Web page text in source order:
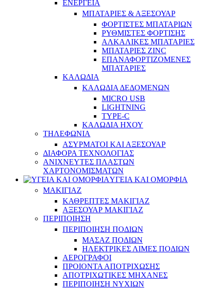
ΕΝΕΡΓΕΙΑ
ΜΠΑΤΑΡΙΕΣ & ΑΞΕΣΟΥΑΡ
ΦΟΡΤΙΣΤΕΣ ΜΠΑΤΑΡΙΩΝ
ΡΥΘΜΙΣΤΕΣ ΦΟΡΤΙΣΗΣ
ΑΛΚΑΛΙΚΕΣ ΜΠΑΤΑΡΙΕΣ
ΜΠΑΤΑΡΙΕΣ ZINC
ΕΠΑΝΑΦΟΡΤΙΖΟΜΕΝΕΣ
ΜΠΑΤΑΡΙΕΣ
ΚΑΛΩΔΙΑ
ΚΑΛΩΔΙΑ ΔΕΔΟΜΕΝΩΝ
MICRO USB
LIGHTNING
TYPE-C
ΚΑΛΩΔΙΑ ΗΧΟΥ
ΤΗΛΕΦΩΝΙΑ
ΑΣΥΡΜΑΤΟΙ ΚΑΙ ΑΞΕΣΟΥΑΡ
ΔΙΑΦΟΡΑ ΤΕΧΝΟΛΟΓΙΑΣ
ΑΝΙΧΝΕΥΤΕΣ ΠΛΑΣΤΩΝ
ΧΑΡΤΟΝΟΜΙΣΜΑΤΩΝ
ΥΓΕΙΑ ΚΑΙ ΟΜΟΡΦΙΑ
ΜΑΚΙΓΙΑΖ
ΚΑΘΡΕΠΤΕΣ ΜΑΚΙΓΙΑΖ
ΑΞΕΣΟΥΑΡ ΜΑΚΙΓΙΑΖ
ΠΕΡΙΠΟΙΗΣΗ
ΠΕΡΙΠΟΙΗΣΗ ΠΟΔΙΩΝ
ΜΑΣΑΖ ΠΟΔΙΩΝ
ΗΛΕΚΤΡΙΚΕΣ ΛΙΜΕΣ ΠΟΔΙΩΝ
ΑΕΡΟΓΡΑΦΟΙ
ΠΡΟΙΟΝΤΑ ΑΠΟΤΡΙΧΩΣΗΣ
ΑΠΟΤΡΙΧΩΤΙΚΕΣ ΜΗΧΑΝΕΣ
ΠΕΡΙΠΟΙΗΣΗ ΝΥΧΙΩΝ